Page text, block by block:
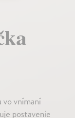
vnímaní
postavenie